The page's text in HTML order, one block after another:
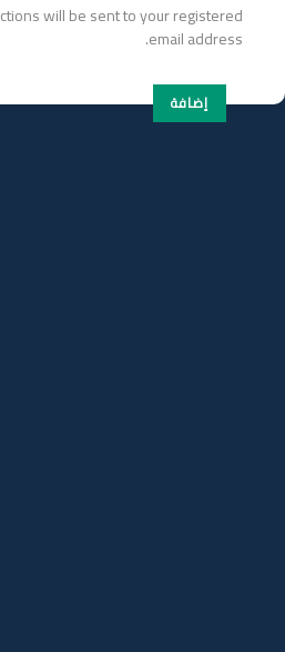
will be sent to your registered
email address.